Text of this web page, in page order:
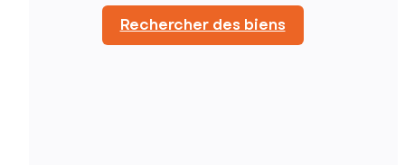
Rechercher des biens